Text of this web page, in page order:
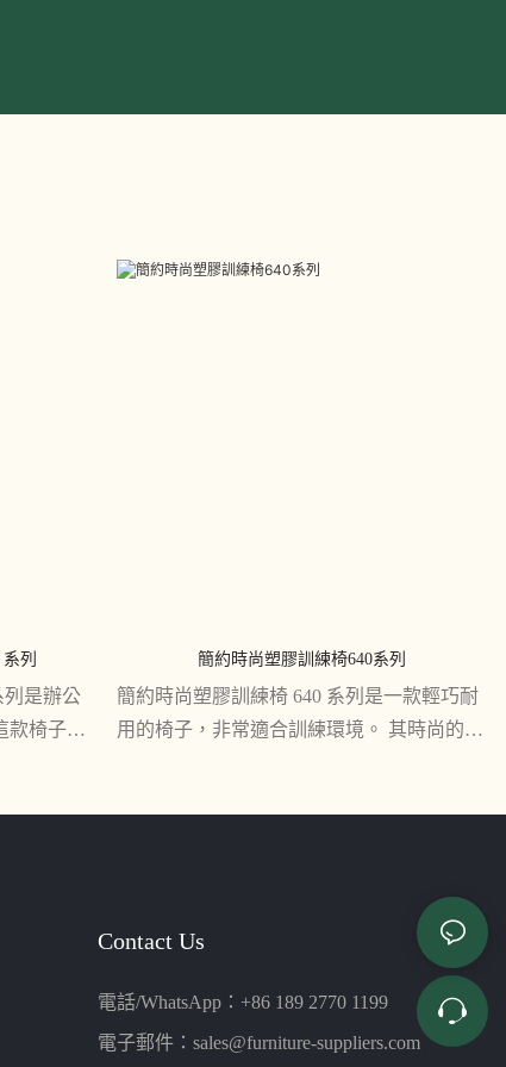
列
列是辦公
款椅子為
簡約時尚塑膠訓練椅640系列
簡約時尚塑膠訓練椅 640 系列是一款輕巧耐
用的椅子，非常適合訓練環境。 其時尚的設
Contact Us
電話/WhatsApp：+86 189 2770 1199
電子郵件： sales@furniture-suppliers.com